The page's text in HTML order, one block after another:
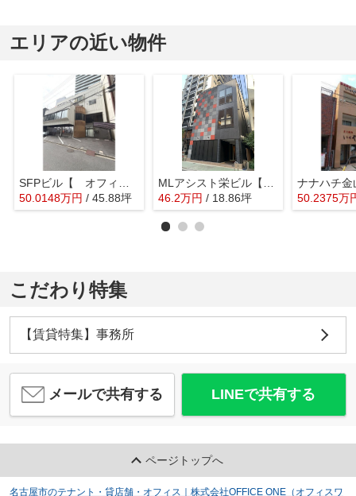
エリアの近い物件
50.0148万円 / 45.88坪
46.2万円 / 18.86坪 50.2375万
こだわり特集
【賃貸特集】事務所
メールで共有する LINEで共有する
ページトップへ
名古屋市のテナント・貸店舗・オフィス｜株式会社OFFICE ONE（オフィスワ